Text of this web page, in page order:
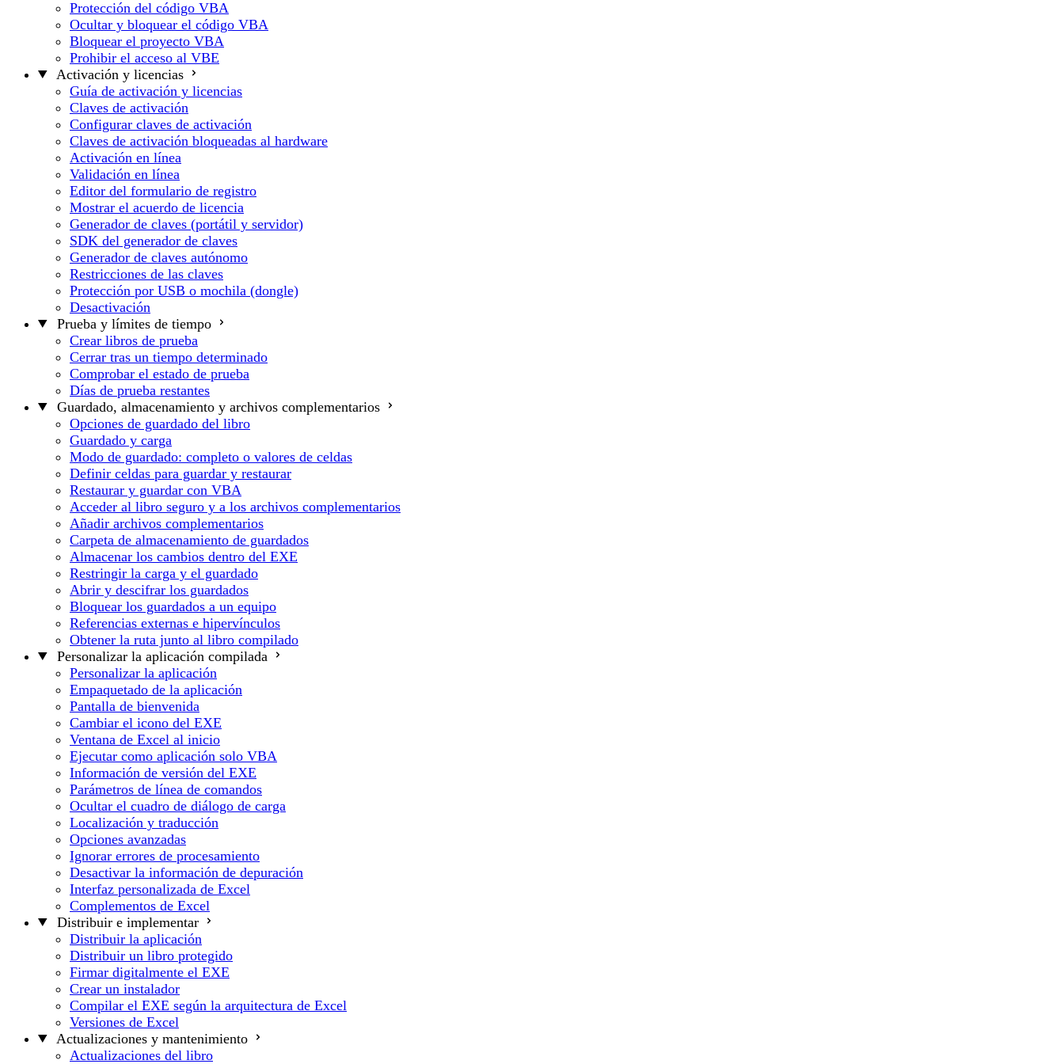
Protección del código VBA
Ocultar y bloquear el código VBA
Bloquear el proyecto VBA
Prohibir el acceso al VBE
Activación y licencias
Guía de activación y licencias
Claves de activación
Configurar claves de activación
Claves de activación bloqueadas al hardware
Activación en línea
Validación en línea
Editor del formulario de registro
Mostrar el acuerdo de licencia
Generador de claves (portátil y servidor)
SDK del generador de claves
Generador de claves autónomo
Restricciones de las claves
Protección por USB o mochila (dongle)
Desactivación
Prueba y límites de tiempo
Crear libros de prueba
Cerrar tras un tiempo determinado
Comprobar el estado de prueba
Días de prueba restantes
Guardado, almacenamiento y archivos complementarios
Opciones de guardado del libro
Guardado y carga
Modo de guardado: completo o valores de celdas
Definir celdas para guardar y restaurar
Restaurar y guardar con VBA
Acceder al libro seguro y a los archivos complementarios
Añadir archivos complementarios
Carpeta de almacenamiento de guardados
Almacenar los cambios dentro del EXE
Restringir la carga y el guardado
Abrir y descifrar los guardados
Bloquear los guardados a un equipo
Referencias externas e hipervínculos
Obtener la ruta junto al libro compilado
Personalizar la aplicación compilada
Personalizar la aplicación
Empaquetado de la aplicación
Pantalla de bienvenida
Cambiar el icono del EXE
Ventana de Excel al inicio
Ejecutar como aplicación solo VBA
Información de versión del EXE
Parámetros de línea de comandos
Ocultar el cuadro de diálogo de carga
Localización y traducción
Opciones avanzadas
Ignorar errores de procesamiento
Desactivar la información de depuración
Interfaz personalizada de Excel
Complementos de Excel
Distribuir e implementar
Distribuir la aplicación
Distribuir un libro protegido
Firmar digitalmente el EXE
Crear un instalador
Compilar el EXE según la arquitectura de Excel
Versiones de Excel
Actualizaciones y mantenimiento
Actualizaciones del libro